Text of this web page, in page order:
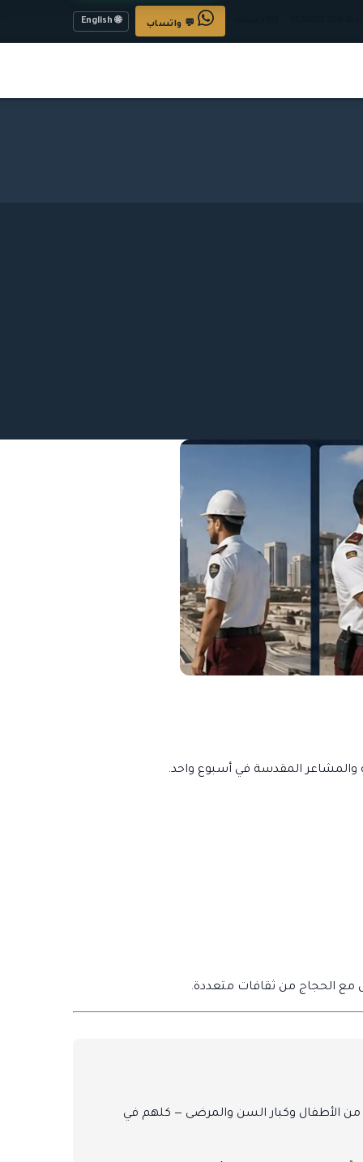
💬 واتساب 🌐 English
مع الحجاج من ثقافات متعددة.
جنسية، عشرات اللغات، وأجيال متعددة من الأطفال وكبار السن والمرضى — كلهم في